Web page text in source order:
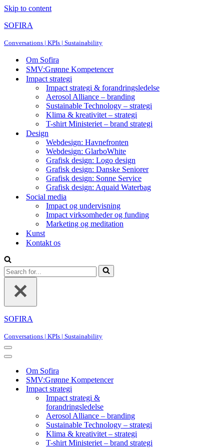
Skip to content
SOFIRA
Conversations | KPIs | Sustainability
Om Sofira
SMV:Grønne Kompetencer
Impact strategi
Impact strategi & forandringsledelse
Aerosol Alliance – branding
Sustainable Technology – strategi
Klima & kreativitet – strategi
T-shirt Ministeriet – brand strategi
Design
Webdesign: Havnefronten
Webdesign: GlarboWhite
Grafisk design: Logo design
Grafisk design: Danske Seniorer
Grafisk design: Sonne Service
Grafisk design: Aquaid Waterbag
Social media
Impact og undervisning
Impact virksomheder og funding
Marketing og meditation
Kunst
Kontakt os
Search
for...
SOFIRA
Conversations | KPIs | Sustainability
Navigation
Menu
Navigation
Om Sofira
SMV:Grønne Kompetencer
Impact strategi
Impact strategi &
forandringsledelse
Aerosol Alliance – branding
Sustainable Technology – strategi
Klima & kreativitet – strategi
T-shirt Ministeriet – brand strategi